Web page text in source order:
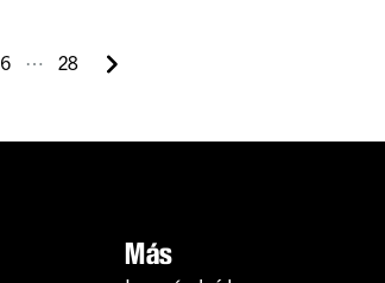
6 ⋯ 28
Más